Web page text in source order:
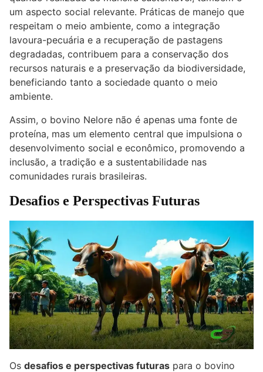
um aspecto social relevante. Práticas de manejo que
respeitam o meio ambiente, como a integração
lavoura-pecuária e a recuperação de pastagens
degradadas, contribuem para a conservação dos
recursos naturais e a preservação da biodiversidade,
beneficiando tanto a sociedade quanto o meio
ambiente.
Assim, o bovino Nelore não é apenas uma fonte de
proteína, mas um elemento central que impulsiona o
desenvolvimento social e econômico, promovendo a
inclusão, a tradição e a sustentabilidade nas
comunidades rurais brasileiras.
Desafios e Perspectivas Futuras
Os desafios e perspectivas futuras para o bovino